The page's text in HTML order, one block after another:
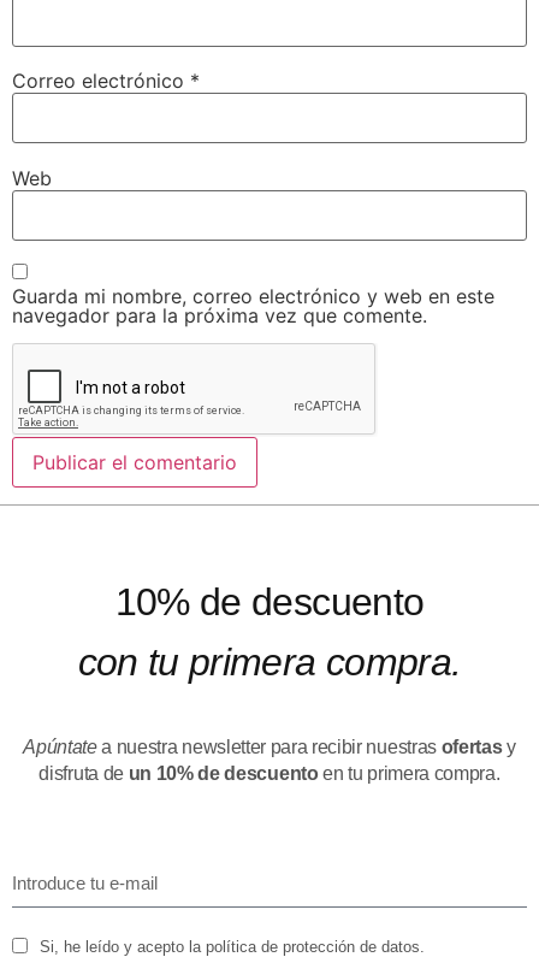
Correo electrónico *
Web
Guarda mi nombre, correo electrónico y web en este
navegador para la próxima vez que comente.
10% de descuento
con tu primera compra.
Apúntatea nuestra newsletter para recibir nuestras ofertasy
disfruta de un 10% de descuentoen tu primera compra.
Si, he leído y acepto la política de protección de datos.